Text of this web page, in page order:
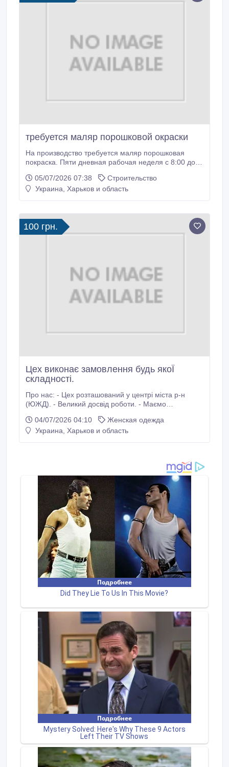
требуется маляр порошковой окраски
На производство требуется маляр порошковая
покраска. Пяти дневная рабочая неделя с 8:00 до
работы. Можно без опыта работы, студентам,
обучаем. Оплата два раза в месяц. Находимся
05/07/2026 07:38
Строительство
Украина, Харьков и область
100 грн.
Цех виконає замовлення будь якоЇ
складності.
Про нас: - Цех розташований у центрі міста р-н
(ЮЖД). - Великий досвід роботи. - Маємо
В цеху сучасне обладнання: спецмашини, свій
кравець, дтф друк (накатка), вишивка. - Великий
04/07/2026 04:10
Женская одежда
Украина, Харьков и область